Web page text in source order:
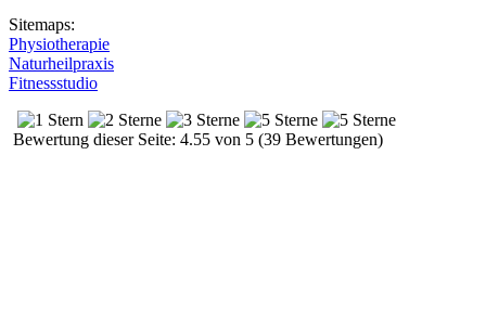
Sitemaps:
Physiotherapie
Naturheilpraxis
Fitnessstudio
Bewertung dieser Seite: 4.55 von 5 (39 Bewertungen)